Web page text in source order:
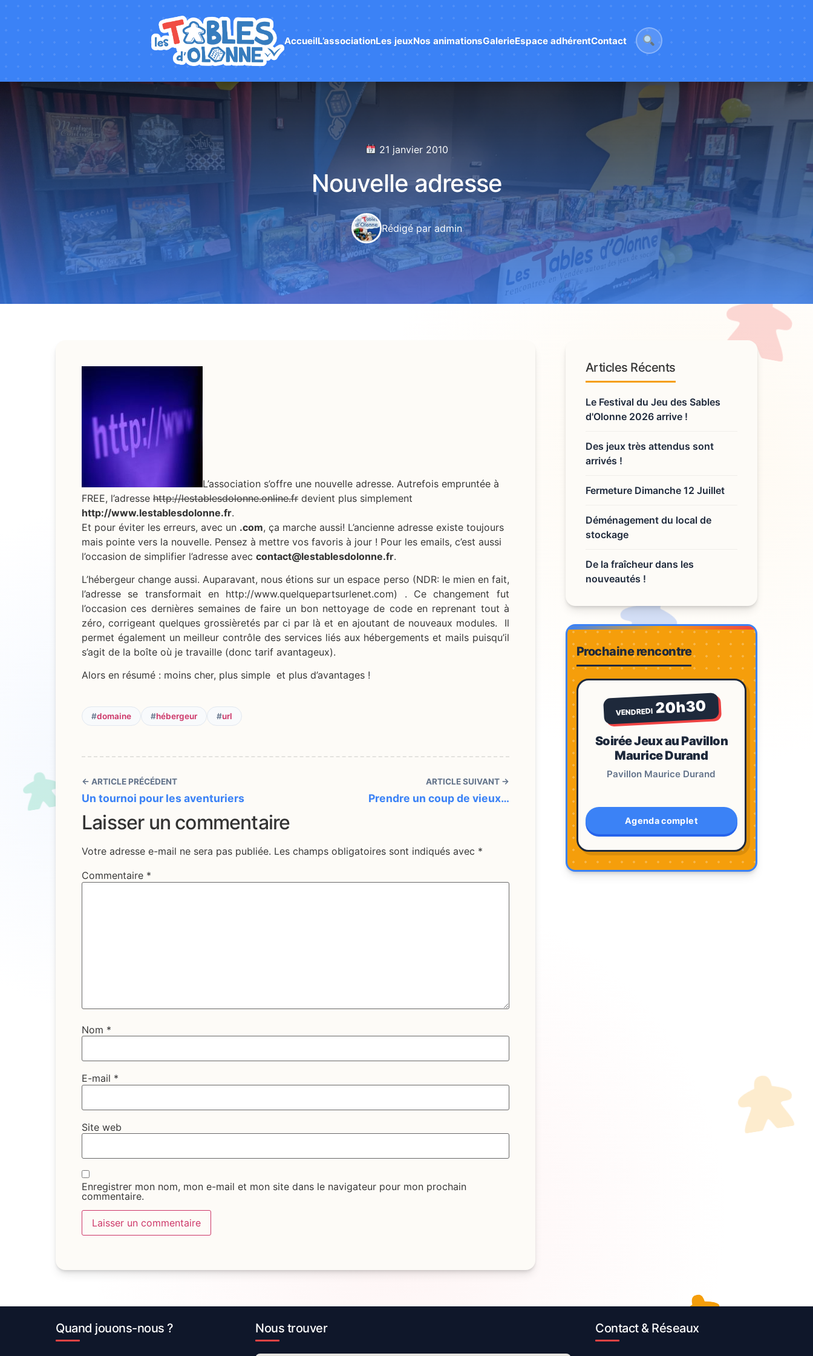
AccueilL’associationLes jeuxNos animationsGalerieEspace adhérentContact
21 janvier 2010
Nouvelle adresse
Rédigé par admin
L’association s’offre une nouvelle adresse. Autrefois empruntée à
FREE, l’adresse http://lestablesdolonne.online.fr devient plus simplement
http://www.lestablesdolonne.fr.
Et pour éviter les erreurs, avec un .com, ça marche aussi! L’ancienne adresse existe toujours
mais pointe vers la nouvelle. Pensez à mettre vos favoris à jour ! Pour les emails, c’est aussi
l’occasion de simplifier l’adresse avec contact@lestablesdolonne.fr.
L’hébergeur change aussi. Auparavant, nous étions sur un espace perso (NDR: le mien en fait,
l’adresse se transformait en http://www.quelquepartsurlenet.com) . Ce changement fut
l’occasion ces dernières semaines de faire un bon nettoyage de code en reprenant tout à
zéro, corrigeant quelques grossièretés par ci par là et en ajoutant de nouveaux modules. Il
permet également un meilleur contrôle des services liés aux hébergements et mails puisqu’il
s’agit de la boîte où je travaille (donc tarif avantageux).
Alors en résumé : moins cher, plus simple et plus d’avantages !
#domaine #hébergeur #url
← ARTICLE PRÉCÉDENT
Un tournoi pour les aventuriers
ARTICLE SUIVANT →
Prendre un coup de vieux…
Laisser un commentaire
Votre adresse e-mail ne sera pas publiée. Les champs obligatoires sont indiqués avec *
Commentaire *
Nom *
E-mail *
Site web
Enregistrer mon nom, mon e-mail et mon site dans le navigateur pour mon prochain
commentaire.
Articles Récents
Le Festival du Jeu des Sables
d'Olonne 2026 arrive !
Des jeux très attendus sont
arrivés !
Fermeture Dimanche 12 Juillet
Déménagement du local de
stockage
De la fraîcheur dans les
nouveautés !
Prochaine rencontre
VENDREDI 20h30
Soirée Jeux au Pavillon
Maurice Durand
Pavillon Maurice Durand
Agenda complet
Quand jouons-nous ? Nous trouver Contact & Réseaux